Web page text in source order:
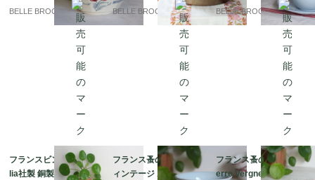
リップ柄 1920-50年頃
｜フランス発送（到着
BELLE BROCANTE
（到着まで2-3週間）
BELLE BROCANTE
淡いブルーの陶器｜フ
ランス発送（到着まで2
BELLE BROCANTE
フランスビンテージ Ce
lia社製 銅製フライパン
フランス蚤の市 希少 ヴ
ィンテージ ポルニック
フランス蚤の市 希少 Pi
erre Vergnes Durfort